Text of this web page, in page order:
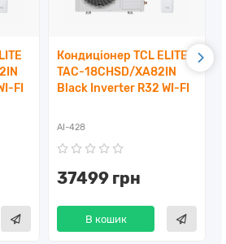
FI
Кондиціонер TCL ELITE
TAC-18CHSD/XA82IN
Black Inverter R32 WI-FI
AI-428
37499 грн
В кошик